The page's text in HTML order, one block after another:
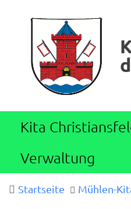
Kita
Verwaltung
Startseite Mühlen-